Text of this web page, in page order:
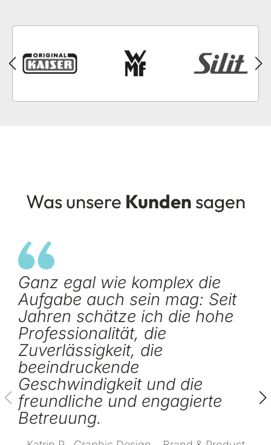
Was unsere Kunden sagen
Ganz egal wie komplex die
Aufgabe auch sein mag: Seit
Jahren schätze ich die hohe
Professionalität, die
Zuverlässigkeit, die
beeindruckende
Geschwindigkeit und die
freundliche und engagierte
Betreuung.